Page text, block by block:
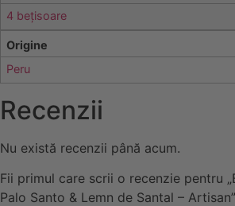
4 bețisoare
Origine
Peru
Recenzii
Nu există recenzii până acum.
Fii primul care scrii o recenzie pentru
Palo Santo & Lemn de Santal – Artisan”